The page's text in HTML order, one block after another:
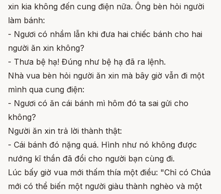
xin kia không đến cung điện nữa. Ông bèn hỏi người
làm bánh:
- Ngươi có nhầm lẫn khi đưa hai chiếc bánh cho hai
người ăn xin không?
- Thưa bệ hạ! Đúng như bệ hạ đã ra lệnh.
Nhà vua bèn hỏi người ăn xin mà bây giờ vẫn đi một
mình qua cung điện:
- Ngươi có ăn cái bánh mì hôm đó ta sai gửi cho
không?
Người ăn xin trả lời thành thật:
- Cái bánh đó nặng quá. Hình như nó không được
nướng kĩ thần đã đổi cho người bạn cùng đi.
Lúc bấy giờ vua mới thấm thía một điều: "Chỉ có Chúa
mới có thể biến một người giàu thành nghèo và một